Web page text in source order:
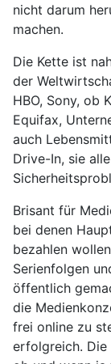
nicht darum
machen.
Die Kette ist
der
HBO, Sony, ob
Equifax,
auch
Drive-In, sie
Brisant für
bei denen
bezahlen
Serienfolgen
öffentlich
die
frei online zu
erfolgreich. Die